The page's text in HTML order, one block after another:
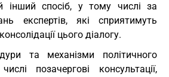
інший спосіб, у тому числі за
експертів, які сприятимуть
цього діалогу.
та механізми політичного
позачергові консультації,